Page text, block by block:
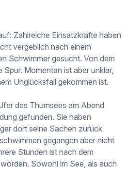
Zahlreiche Einsatzkräfte haben
vergeblich nach einem
Schwimmer gesucht. Von dem
Momentan ist aber unklar,
Unglücksfall gekommen ist.
des Thumsees am Abend
gefunden. Sie haben
dort seine Sachen zurück
gegangen aber nicht
Stunden ist nach dem
Sowohl im See, als auch